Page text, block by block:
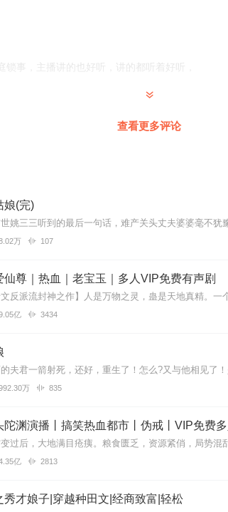
锁事，主播讲的也好听，讲的都听着好听，
，我喜欢单摆，好听好听太好听了。
很清晰
情节也很不错👍👍👍
爷》和《恋恋浮城》，还觉不过瘾，又把《重生
查看更多评论
娘(完)
万 107
仙尊｜热血｜老宝玉｜多人VIP免费有声剧
亿 3434
万 835
陀渊演播丨搞笑热血都市丨伪戒丨VIP免费
亿 2813
秀才娘子|穿越种田文|经商致富|轻松